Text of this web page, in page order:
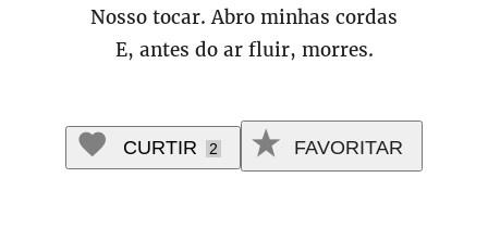
Nosso tocar. Abro minhas cordas
E, antes do ar fluir, morres.
CURTIR 2 FAVORITAR